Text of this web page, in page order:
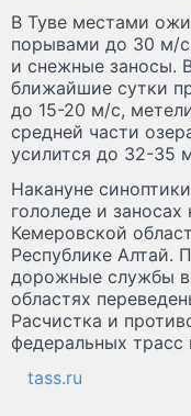
В Туве местами
порывами до 30 м/
и снежные заносы.
ближайшие сутки
до 15-20 м/с,
средней части
усилится до 32-35
Накануне
гололеде и
Кемеровской
Республике Алтай.
дорожные службы
областях
Расчистка и
федеральных трасс
tass.ru